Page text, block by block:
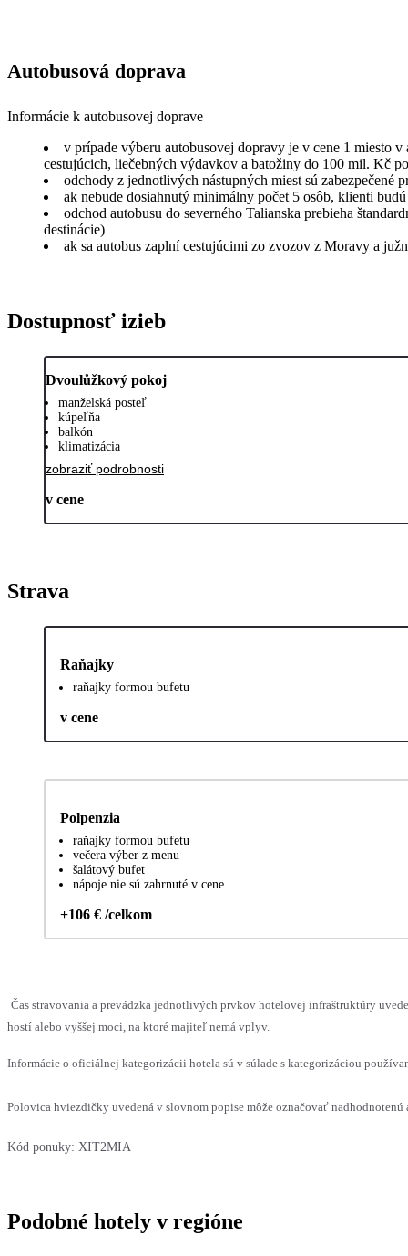
Autobusová doprava
Informácie k autobusovej doprave
v prípade výberu autobusovej dopravy je v cene 1 miesto
cestujúcich, liečebných výdavkov a batožiny do 100 mil. Kč
odchody z jednotlivých nástupných miest sú zabezpečené
ak nebude dosiahnutý minimálny počet 5 osôb, klienti
odchod autobusu do severného Talianska prebieha
destinácie)
ak sa autobus zaplní cestujúcimi zo zvozov z Moravy a
Dostupnosť izieb
Dvoulůžkový pokoj
manželská posteľ
kúpeľňa
balkón
klimatizácia
zobraziť podrobnosti
v cene
Strava
Raňajky
raňajky formou bufetu
v cene
Polpenzia
raňajky formou bufetu
večera výber z menu
šalátový bufet
nápoje nie sú zahrnuté v cene
+106 € /celkom
Čas stravovania a prevádzka jednotlivých prvkov hotelovej infraštruktúry
hostí alebo vyššej moci, na ktoré majiteľ nemá vplyv.
Informácie o oficiálnej kategorizácii hotela sú v súlade s kategorizáciou
Polovica hviezdičky uvedená v slovnom popise môže označovať
Kód ponuky: XIT2MIA
Podobné hotely v regióne